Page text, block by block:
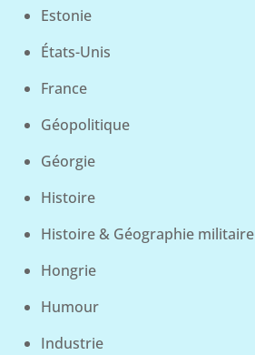
Estonie
États-Unis
France
Géopolitique
Géorgie
Histoire
Histoire & Géographie militaire
Hongrie
Humour
Industrie